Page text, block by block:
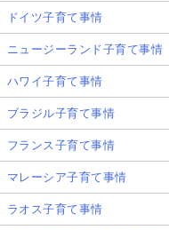
ドイツ子育て事情
ニュージーランド子育て事情
ハワイ子育て事情
ブラジル子育て事情
フランス子育て事情
マレーシア子育て事情
ラオス子育て事情